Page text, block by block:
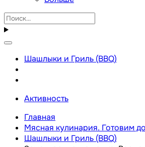
Шашлыки и Гриль (BBQ)
Активность
Главная
Мясная кулинария. Готовим
Шашлыки и Гриль (BBQ)